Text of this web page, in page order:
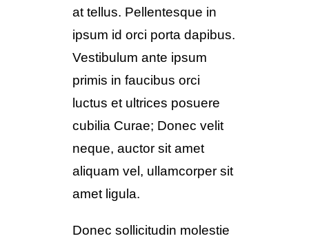
at tellus. Pellentesque in
ipsum id orci porta dapibus.
Vestibulum ante ipsum
primis in faucibus orci
luctus et ultrices posuere
cubilia Curae; Donec velit
neque, auctor sit amet
aliquam vel, ullamcorper sit
amet ligula.
Donec sollicitudin molestie